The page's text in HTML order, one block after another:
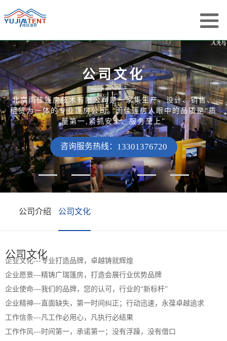
公司文化
北京雨佳篷房技术有限公司是一家集生产、设计、销售、
租赁为一体的专业篷房公司。雨佳篷房人眼中的品质是“质
量第一,紧抓安全、服务至上”
咨询服务热线： 13301376720
公司介绍 公司文化
公司文化
企业文化---专业打造品牌，卓越铸就辉煌
企业愿景---精铸广瑞篷房，打造会展行业优势品牌
企业使命---我们的品牌，您的认可，行业的“新标杆”
企业精神---直面缺失，第一时间纠正；行动迅速，永葆卓越追求
工作信条---凡工作必用心，凡执行必结果
工作作风---时间第一，承诺第一；没有浮躁，没有借口